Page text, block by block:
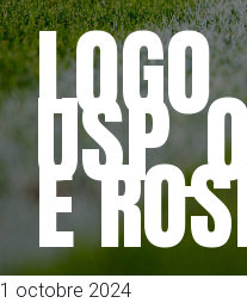
LOGO
E
1 octobre 2024